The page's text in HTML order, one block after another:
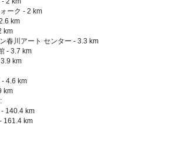
ーク - 2 km
km
km
春川アート センター - 3.3 km
- 3.7 km
km
- 4.6 km
km
140.4 km
161.4 km